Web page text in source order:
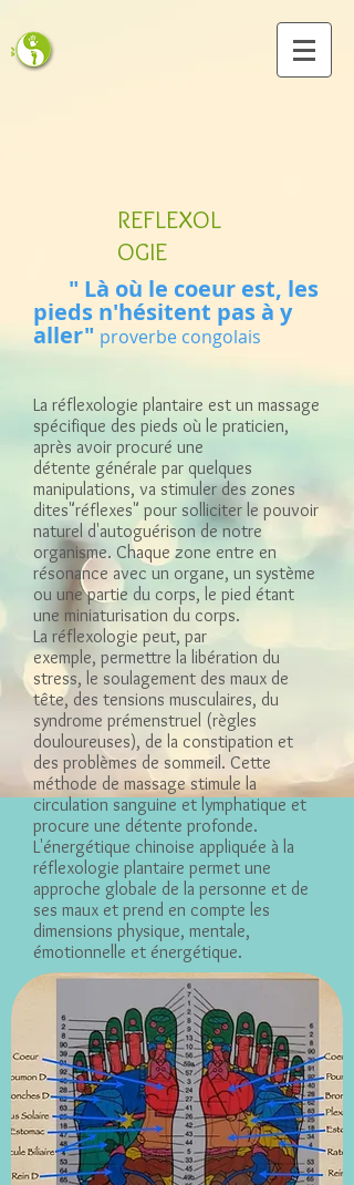
REFLEXOL
OGIE
" Là où le coeur est, les
pieds n'hésitent pas à y
aller" proverbe congolais
La réflexologie plantaire est un massage
spécifique des pieds où le praticien,
après avoir procuré une
détente générale par quelques
manipulations, va stimuler des zones
dites"réflexes" pour solliciter le pouvoir
naturel d'autoguérison de notre
organisme. Chaque zone entre en
résonance avec un organe, un système
ou une partie du corps, le pied étant
une miniaturisation du corps.
La réflexologie peut, par
exemple, permettre la libération du
stress, le soulagement des maux de
tête, des tensions musculaires, du
syndrome prémenstruel (règles
douloureuses), de la constipation et
des problèmes de sommeil. Cette
méthode de massage stimule la
circulation sanguine et lymphatique et
procure une détente profonde.
L'énergétique chinoise appliquée à la
réflexologie plantaire permet une
approche globale de la personne et de
ses maux et prend en compte les
dimensions physique, mentale,
émotionnelle et énergétique.